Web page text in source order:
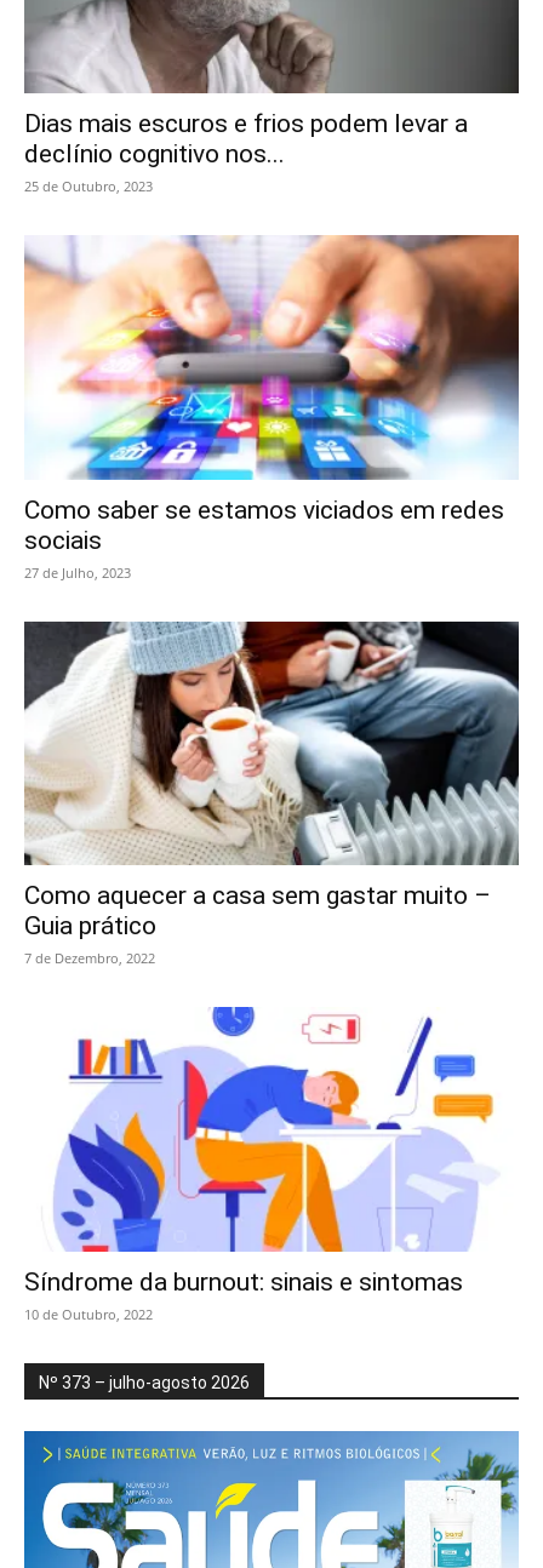
Dias mais escuros e frios podem levar a
declínio cognitivo nos...
25 de Outubro, 2023
Como saber se estamos viciados em redes
sociais
27 de Julho, 2023
Como aquecer a casa sem gastar muito –
Guia prático
7 de Dezembro, 2022
Síndrome da burnout: sinais e sintomas
10 de Outubro, 2022
Nº 373 – julho-agosto 2026